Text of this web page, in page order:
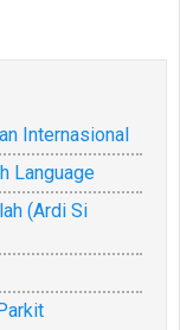
Internasional
Language
(Ardi Si